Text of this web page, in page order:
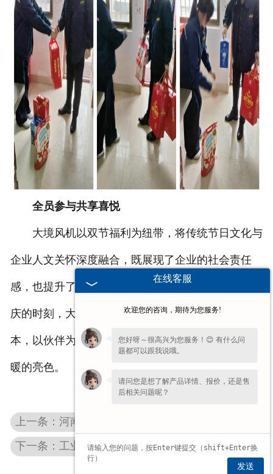
全员参与共享喜悦
大境风机以双节福利为纽带，将传统节日文化与
企业人文关怀深度融合，既展现了企业的社会责任
感，也提升了员工的归属感与幸福感。在这个家国同
庆的时刻，大境风机用实际行动诠释了“以员工为
本，以伙伴为亲”的企业理念，为双节增添了一抹温
暖的亮色。
下一条：工业通风选离心风机看什么？风量 / 风压 / 能耗 3 大核心指标解读
在线客服
欢迎您的咨询，期待为您服务!
您好呀～很高兴为您服务！😊 有什么问
题都可以跟我说哦。
请问您是想了解产品详情、报价，还是售
后相关问题呢？
发送